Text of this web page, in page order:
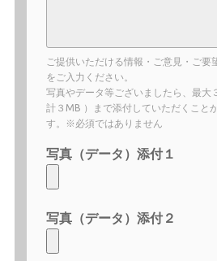
ご提供いただける情報・ご意見・ご要
をご入力ください。
写真やデータ等ございましたら、最大
計３MB ）まで添付していただくこと
す。※必須ではありません
写真（データ）添付１
写真（データ）添付２